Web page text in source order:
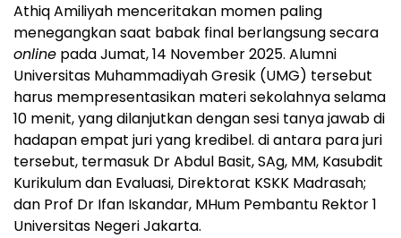
Athiq Amiliyah menceritakan momen paling
menegangkan saat babak final berlangsung secara
online pada Jumat, 14 November 2025. Alumni
Universitas Muhammadiyah Gresik (UMG) tersebut
harus mempresentasikan materi sekolahnya selama
10 menit, yang dilanjutkan dengan sesi tanya jawab di
hadapan empat juri yang kredibel. di antara para juri
tersebut, termasuk Dr Abdul Basit, SAg, MM, Kasubdit
Kurikulum dan Evaluasi, Direktorat KSKK Madrasah;
dan Prof Dr Ifan Iskandar, MHum Pembantu Rektor 1
Universitas Negeri Jakarta.